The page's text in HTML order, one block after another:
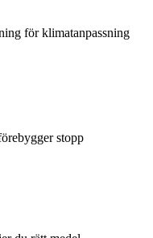
för klimatanpassning
stopp